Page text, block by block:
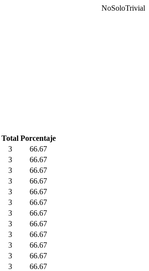
NoSoloTrivial
Total Porcentaje
3
66.67
3
66.67
3
66.67
3
66.67
3
66.67
3
66.67
3
66.67
3
66.67
3
66.67
3
66.67
3
66.67
3
66.67